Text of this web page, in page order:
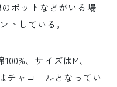
ボットなどがいる場
トしている。
、サイズはM、
チャコールとなってい